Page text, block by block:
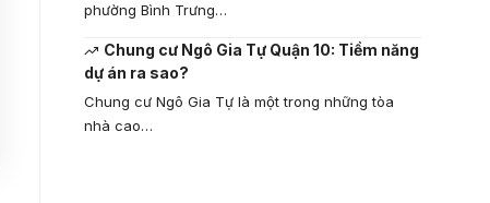
phường Bình Trưng…
Chung cư Ngô Gia Tự Quận 10: Tiềm năng
dự án ra sao?
Chung cư Ngô Gia Tự là một trong những tòa
nhà cao…